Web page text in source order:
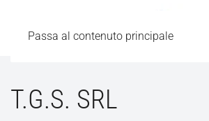
Passa al contenuto principale
T.G.S. SRL